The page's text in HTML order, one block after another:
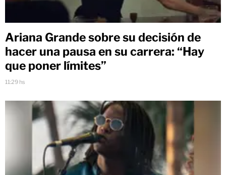
Ariana Grande sobre su decisión de
hacer una pausa en su carrera: “Hay
que poner límites”
11:29 hs